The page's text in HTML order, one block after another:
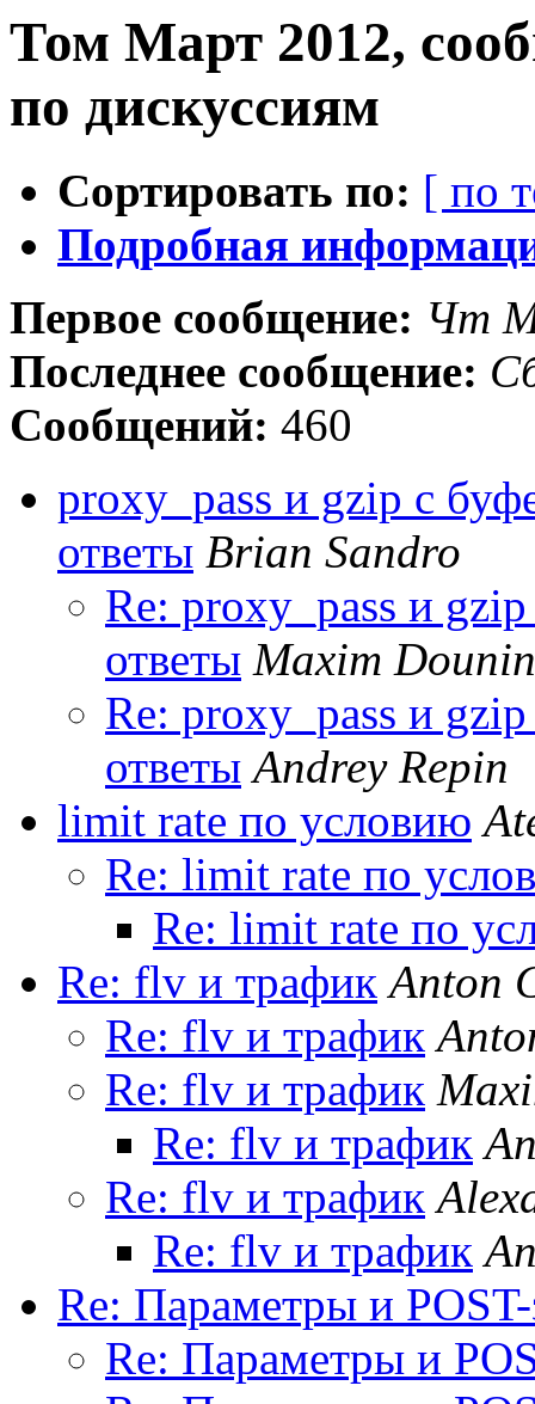
Том Март 2012,
по дискуссиям
Сортировать по: [ по
Подробная
Первое сообщение: Чт
Последнее сообщение:
Сообщений: 460
proxy_pass и gzip с
ответы Brian Sandro
Re: proxy_pass и
ответы Maxim Dounin
Re: proxy_pass и
ответы Andrey Repin
limit rate по условию
Re: limit rate по
Re: limit rate по
Re: flv и трафик Anton
Re: flv и трафик
Re: flv и трафик
Re: flv и трафик
Re: flv и трафик
Re: flv и трафик
Re: Параметры и
Re: Параметры и